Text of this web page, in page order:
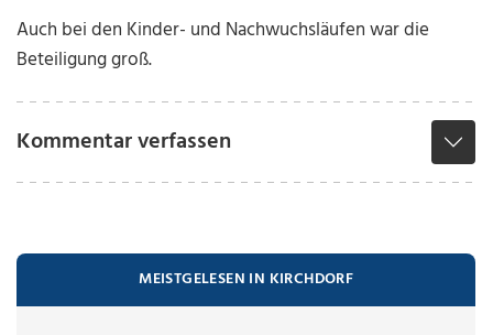
Auch bei den Kinder- und Nachwuchsläufen war die
Beteiligung groß.
Kommentar verfassen
MEISTGELESEN IN KIRCHDORF